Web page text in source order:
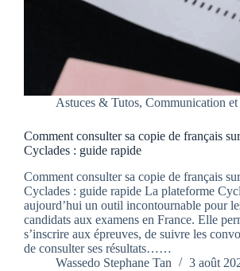
Astuces & Tutos, Communication et
Comment consulter sa copie de français sur
Cyclades : guide rapide
Comment consulter sa copie de français sur
Cyclades : guide rapide La plateforme
aujourd’hui un outil incontournable pour
candidats aux examens en France. Elle
s’inscrire aux épreuves, de suivre les
de consulter ses résultats……
Wassedo Stephane Tan
3 août